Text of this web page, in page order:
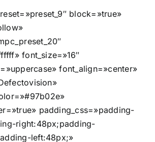
block=»true»
font_size=»16″
font_align=»center»
padding_css=»padding-
right:48px;padding-
left:48px;»